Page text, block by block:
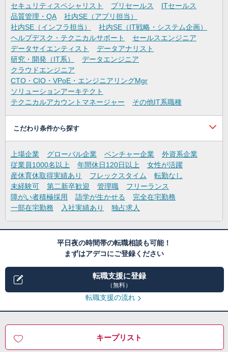
セキュリティスペシャリスト
プリセールス
ITセールス
品質管理・QA
社内SE（アプリ担当）
社内SE（インフラ担当）
社内SE（IT戦略・システム企画）
ヘルプデスク・テクニカルサポート
セールスエンジニア
データサイエンティスト
データアナリスト
研究・開発（IT系）
データエンジニア
クラウドエンジニア
CTO・CIO・VPoE・エンジニアリングMgr
ソリューションアーキテクト
テクニカルアカウントマネージャー
その他IT系職種
こだわり条件から探す
上場企業 グローバル企業 ベンチャー企業
外資系企業
従業員1000名以上
年間休日120日以上
女性が活躍
産休育休取得実績あり
フレックスタイム
転勤なし
未経験可
第二新卒歓迎 管理職
フリーランス
障がい者積極採用
語学が生かせる
完全在宅勤務
一部在宅勤務
入社実績あり 独占求人
平日夜の時間帯の転職相談も可能！
まずはアデコにご登録ください
転職支援に登録
（無料）
転職支援の流れ
キープリスト